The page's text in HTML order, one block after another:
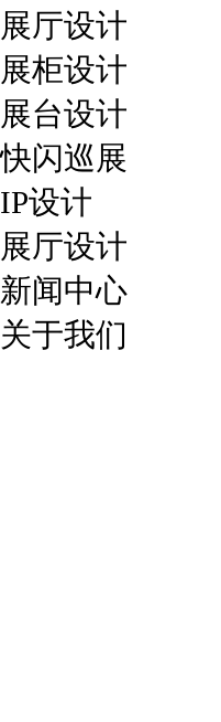
展厅设计
展柜设计
展台设计
快闪巡展
IP设计
展厅设计
新闻中心
关于我们